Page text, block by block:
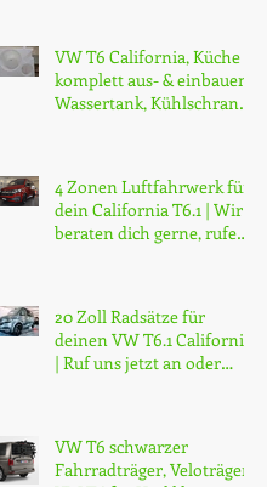
VW T6 California, Küche
komplett aus- & einbauen,
Wassertank, Kühlschrank
4 Zonen Luftfahrwerk für
dein California T6.1 | Wir
beraten dich gerne, rufe
20 Zoll Radsätze für
deinen VW T6.1 California
| Ruf uns jetzt an oder
VW T6 schwarzer
Fahrradträger, Veloträger